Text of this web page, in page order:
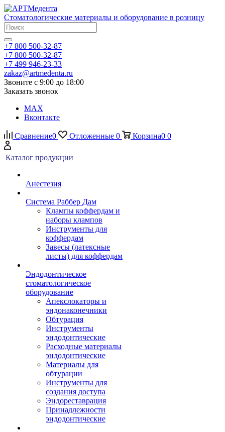
Стоматологические материалы и оборудование в розницу
+7 800 500-32-87
+7 800 500-32-87
+7 499 946-23-33
zakaz@artmedenta.ru
Звоните с 9:00 до 18:00
Заказать звонок
MAX
Вконтакте
Сравнение0 Отложенные 0 Корзина0 0
Каталог продукции
Анестезия
Система Раббер Дам
Клампы коффердам и
наборы клампов
Инструменты для
коффердам
Завесы (латексные
листы) для коффердам
Эндодонтическое
стоматологическое
оборудование
Апекслокаторы и
эндонаконечники
Обтурация
Инструменты
эндодонтические
Расходные материалы
эндодонтические
Материалы для
обтурации
Инструменты для
создания доступа
Эндореставрация
Принадлежности
эндодонтические